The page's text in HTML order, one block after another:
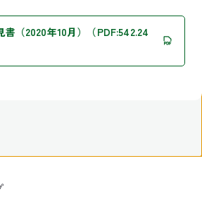
（2020年10月）（PDF:542.24